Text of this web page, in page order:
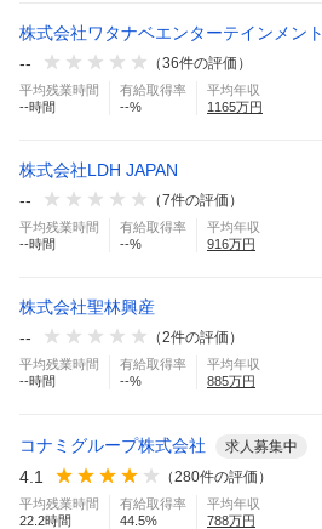
株式会社ワタナベエンターテインメント
--
（36件の評価）
平均残業時間
--時間
有給取得率
--%
平均年収
1165万円
株式会社LDH JAPAN
--
（7件の評価）
平均残業時間
--時間
有給取得率
--%
平均年収
916万円
株式会社聖林興産
--
（2件の評価）
平均残業時間
--時間
有給取得率
--%
平均年収
885万円
コナミグループ株式会社 求人募集中
4.1 （280件の評価）
平均残業時間
22.2時間
有給取得率
44.5%
平均年収
788万円